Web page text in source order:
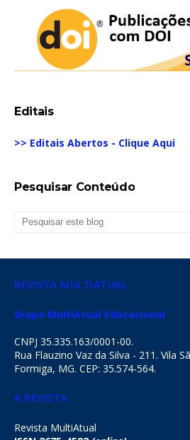
Editais
>> Editais Abertos - Clique Aqui
Pesquisar Conteúdo
REVISTA MULTIATUAL
Grupo MultiAtual Educacional
CNPJ 35.335.163/0001-00.
Rua Flauzino Vaz da Silva - 211. Vila
Formiga, MG. CEP: 35.574-564.
A REVISTA
Revista MultiAtual